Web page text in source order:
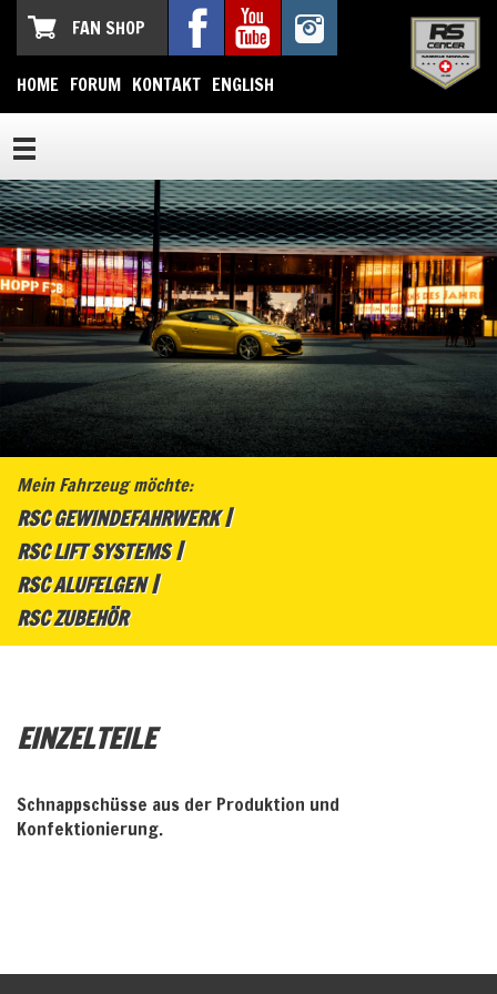
FAN SHOP
HOME FORUM KONTAKT ENGLISH
Mein Fahrzeug möchte:
RSC GEWINDEFAHRWERK
RSC LIFT SYSTEMS
RSC ALUFELGEN
RSC ZUBEHÖR
EINZELTEILE
Schnappschüsse aus der Produktion und
Konfektionierung.